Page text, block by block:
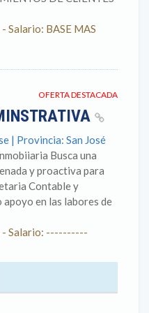
BASE MAS
OFERTA DESTACADA
| Provincia: San José
Busca una
y proactiva para
Contable y
en las labores de
Salario: ----------